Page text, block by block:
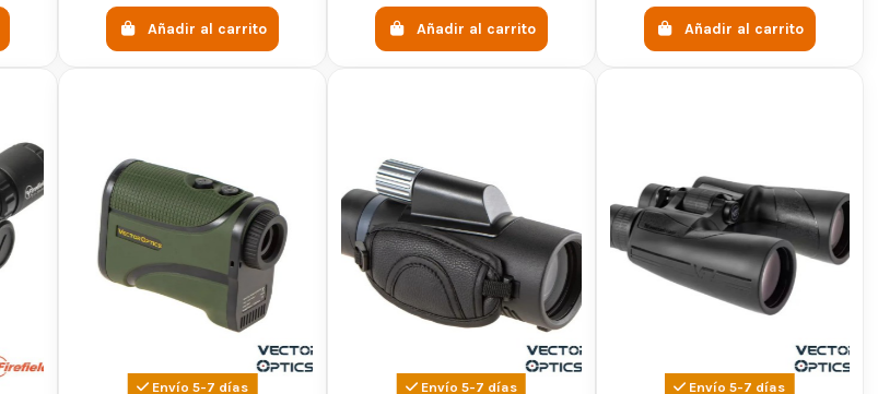
Añadir al carrito Añadir al carrito Añadir al carrito
Envío 5-7 días Envío 5-7 días Envío 5-7 días